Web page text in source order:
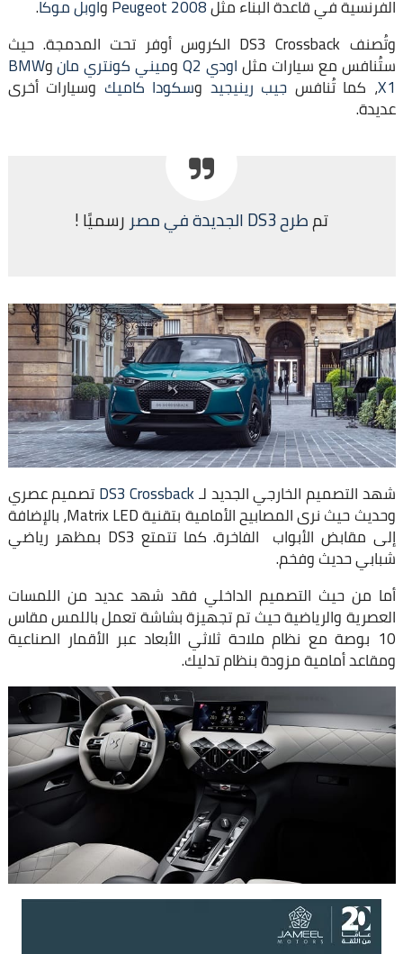
الفرنسية في قاعدة البناء مثلPeugeot 2008واوبل موكا.
وتُصنف DS3 Crossback الكروس أوفر تحت المدمجة. حيث
ستُنافس مع سيارات مثلاودي Q2 وميني كونتري مانوBMW
X1، كما تُنافس جيب رينيجيد وسكودا كاميك وسيارات أخرى
عديدة.
تمطرح DS3 الجديدة في مصر رسميًا !
شهد التصميم الخارجي الجديد لـDS3 Crossbackتصميم عصري
وحديث حيث نرى المصابيح الأمامية بتقنية Matrix LED، بالإضافة
إلى مقابض الأبواب الفاخرة. كما تتمتع DS3 بمظهر رياضي
شبابي حديث وفخم.
أما من حيث التصميم الداخلي فقد شهد عديد من اللمسات
العصرية والرياضية حيث تم تجهيزة بشاشة تعمل باللمس مقاس
10 بوصة مع نظام ملاحة ثلاثي الأبعاد عبر الأقمار الصناعية
ومقاعد أمامية مزودة بنظام تدليك.